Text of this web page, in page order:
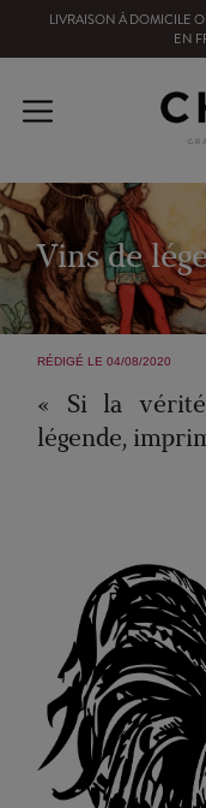
LIVRAISON À DOMICILE
EN
Vins de
RÉDIGÉ LE 04/08/2020
« Si la
légende,